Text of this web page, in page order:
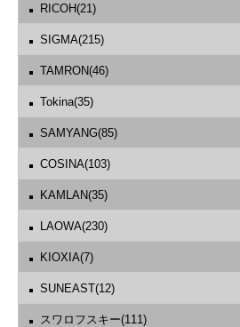
RICOH(21)
SIGMA(215)
TAMRON(46)
Tokina(35)
SAMYANG(85)
COSINA(103)
KAMLAN(35)
LAOWA(230)
KIOXIA(7)
SUNEAST(12)
スワロフスキー(111)